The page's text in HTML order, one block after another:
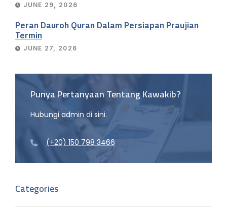
JUNE 29, 2026
Peran Dauroh Quran Dalam Persiapan Praujian
Termin
JUNE 27, 2026
Punya Pertanyaan Tentang Kawakib?
Hubungi admin di sini:
(+20) 150 798 3466
Categories